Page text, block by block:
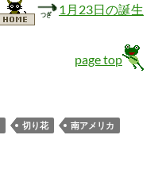
1月23日の誕生
page top
切り花
南アメリカ